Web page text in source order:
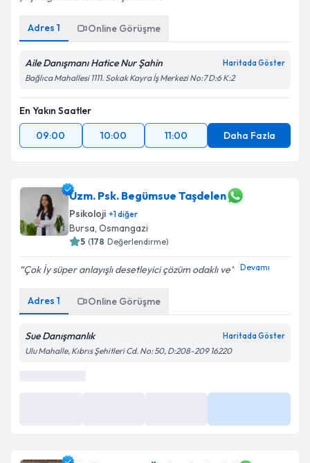
Adres 1 Online Görüşme
Aile Danışmanı Hatice Nur Şahin Haritada Göster
Bağlıca Mahallesi 1111. Sokak Kayra İş Merkezi No:7 D:6 K:2
En Yakın Saatler
09:00
10:00 11:00 Daha Fazla
Uzm. Psk. Begümsue Taşdelen
Psikoloji +1diğer
Bursa, Osmangazi
5 (178 Değerlendirme)
Çok İy süper anlayışlı desetleyici çözüm odaklı ve Devamı
Adres 1 Online Görüşme
Sue Danışmanlık Haritada Göster
Ulu Mahalle, Kıbrıs Şehitleri Cd. No: 50, D:208-209 16220